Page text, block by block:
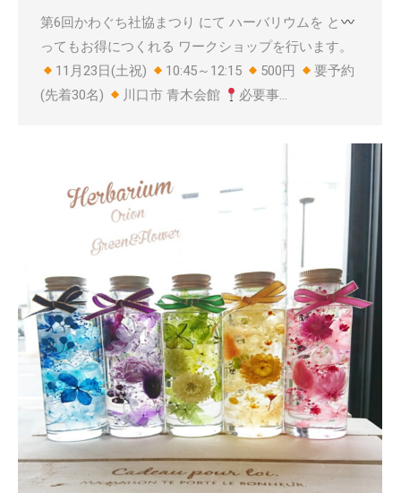
第6回かわぐち社協まつり にて ハーバリウムを と
ってもお得につくれる ワークショップを行います。
11月23日(土祝)
10:45～12:15 500円
要予約
(先着30名)
川口市 青木会館 必要事…